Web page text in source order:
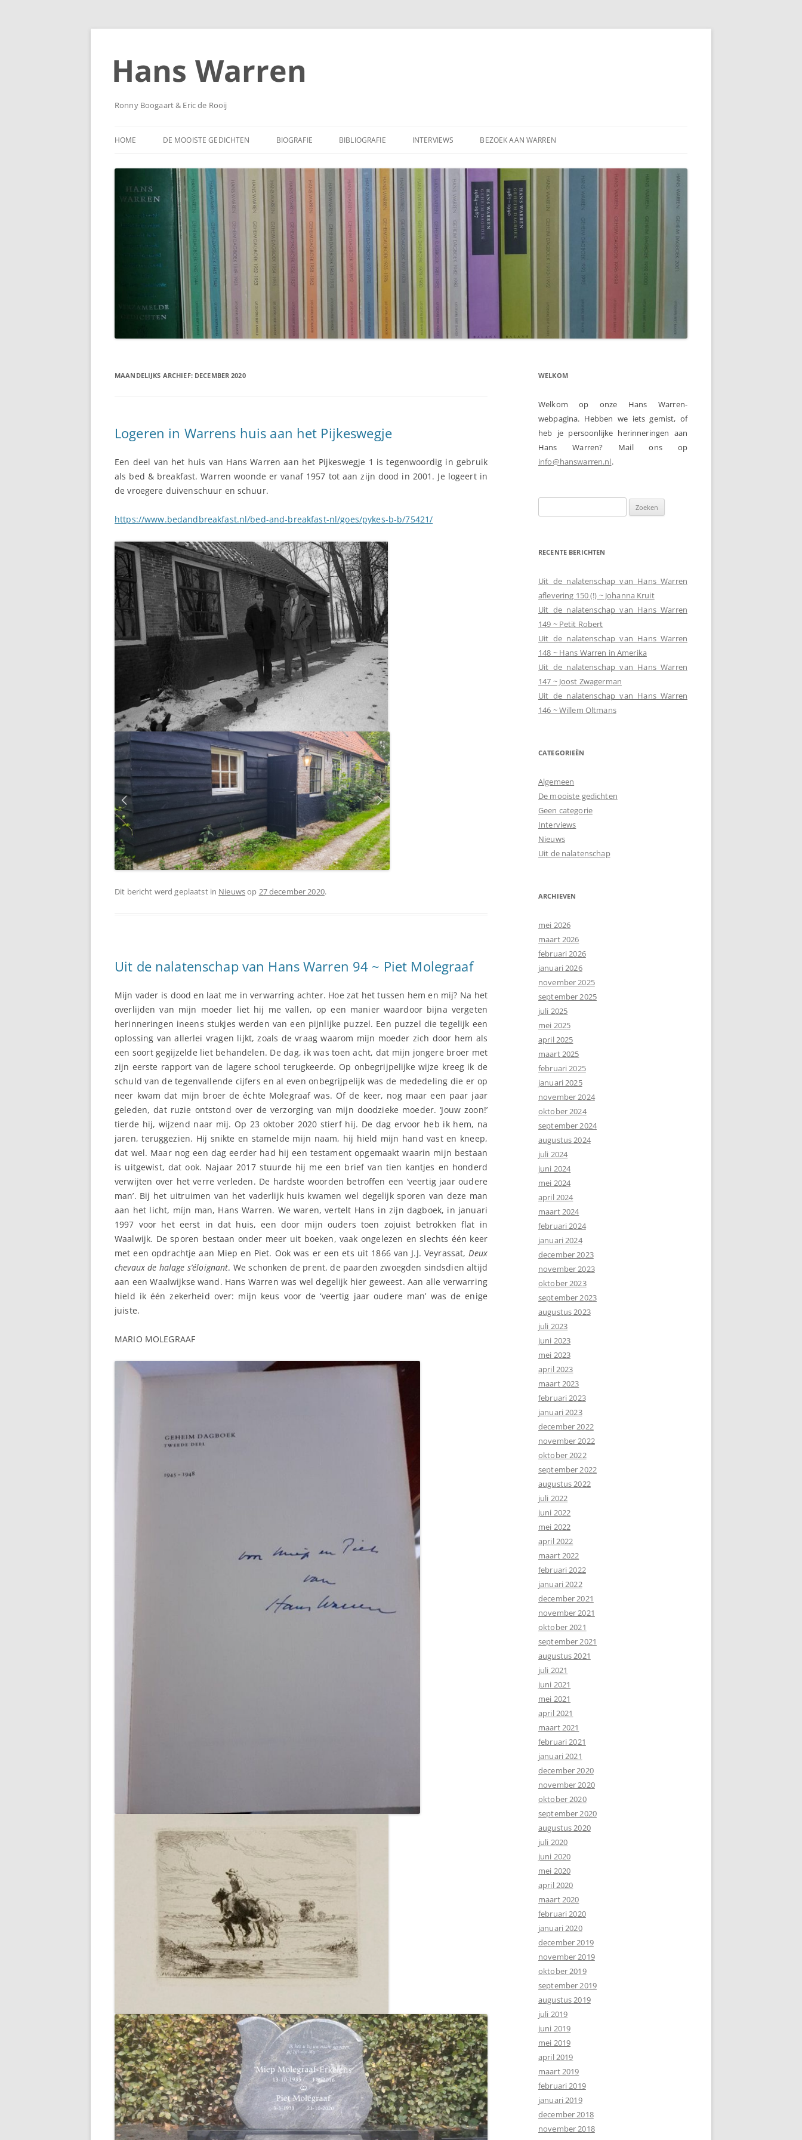
Ga
Hans Warren
Ronny Boogaart & Eric de Rooij
HOME DE MOOISTE GEDICHTEN BIOGRAFIE BIBLIOGRAFIE INTERVIEWS BEZOEK AAN WARREN
MAANDELIJKS ARCHIEF: DECEMBER 2020
Logeren in Warrens huis aan het Pijkeswegje
Een deel van het huis van Hans Warren aan het Pijkeswegje 1 is tegenwoordig in gebruik
als bed & breakfast. Warren woonde er vanaf 1957 tot aan zijn dood in 2001. Je logeert in
de vroegere duivenschuur en schuur.
https://www.bedandbreakfast.nl/bed-and-breakfast-nl/goes/pykes-b-b/75421/
Dit bericht werd geplaatst in Nieuwsop 27 december 2020.
Uit de nalatenschap van Hans Warren 94 ~ Piet Molegraaf
Mijn vader is dood en laat me in verwarring achter. Hoe zat het tussen hem en mij? Na het
overlijden van mijn moeder liet hij me vallen, op een manier waardoor bijna vergeten
herinneringen ineens stukjes werden van een pijnlijke puzzel. Een puzzel die tegelijk een
oplossing van allerlei vragen lijkt, zoals de vraag waarom mijn moeder zich door hem als
een soort gegijzelde liet behandelen. De dag, ik was toen acht, dat mijn jongere broer met
zijn eerste rapport van de lagere school terugkeerde. Op onbegrijpelijke wijze kreeg ik de
schuld van de tegenvallende cijfers en al even onbegrijpelijk was de mededeling die er op
neer kwam dat mijn broer de échte Molegraaf was. Of de keer, nog maar een paar jaar
geleden, dat ruzie ontstond over de verzorging van mijn doodzieke moeder. ‘Jouw zoon!’
tierde hij, wijzend naar mij. Op 23 oktober 2020 stierf hij. De dag ervoor heb ik hem, na
jaren, teruggezien. Hij snikte en stamelde mijn naam, hij hield mijn hand vast en kneep,
dat wel. Maar nog een dag eerder had hij een testament opgemaakt waarin mijn bestaan
is uitgewist, dat ook. Najaar 2017 stuurde hij me een brief van tien kantjes en honderd
verwijten over het verre verleden. De hardste woorden betroffen een ‘veertig jaar oudere
man’. Bij het uitruimen van het vaderlijk huis kwamen wel degelijk sporen van deze man
aan het licht, míjn man, Hans Warren. We waren, vertelt Hans in zijn dagboek, in januari
1997 voor het eerst in dat huis, een door mijn ouders toen zojuist betrokken flat in
Waalwijk. De sporen bestaan onder meer uit boeken, vaak ongelezen en slechts één keer
met een opdrachtje aan Miep en Piet. Ook was er een ets uit 1866 van J.J. Veyrassat,Deux
chevaux de halage s’éloignant. We schonken de prent, de paarden zwoegden sindsdien altijd
aan een Waalwijkse wand. Hans Warren was wel degelijk hier geweest. Aan alle verwarring
hield ik één zekerheid over: mijn keus voor de ‘veertig jaar oudere man’ was de enige
juiste.
MARIO MOLEGRAAF
WELKOM
Welkom op onze Hans Warren-
webpagina. Hebben we iets gemist, of
heb je persoonlijke herinneringen aan
Hans Warren? Mail ons op
info@hanswarren.nl.
naar:
RECENTE BERICHTEN
Uit de nalatenschap van Hans Warren
aflevering 150 (!) ~ Johanna Kruit
Uit de nalatenschap van Hans Warren
149 ~ Petit Robert
Uit de nalatenschap van Hans Warren
148 ~ Hans Warren in Amerika
Uit de nalatenschap van Hans Warren
147 ~ Joost Zwagerman
Uit de nalatenschap van Hans Warren
146 ~ Willem Oltmans
CATEGORIEËN
Algemeen
De mooiste gedichten
Geen categorie
Interviews
Nieuws
Uit de nalatenschap
ARCHIEVEN
mei 2026
maart 2026
februari 2026
januari 2026
november 2025
september 2025
juli 2025
mei 2025
april 2025
maart 2025
februari 2025
januari 2025
november 2024
oktober 2024
september 2024
augustus 2024
juli 2024
juni 2024
mei 2024
april 2024
maart 2024
februari 2024
januari 2024
december 2023
november 2023
oktober 2023
september 2023
augustus 2023
juli 2023
juni 2023
mei 2023
april 2023
maart 2023
februari 2023
januari 2023
december 2022
november 2022
oktober 2022
september 2022
augustus 2022
juli 2022
juni 2022
mei 2022
april 2022
maart 2022
februari 2022
januari 2022
december 2021
november 2021
oktober 2021
september 2021
augustus 2021
juli 2021
juni 2021
mei 2021
april 2021
maart 2021
februari 2021
januari 2021
december 2020
november 2020
oktober 2020
september 2020
augustus 2020
juli 2020
juni 2020
mei 2020
april 2020
maart 2020
februari 2020
januari 2020
december 2019
november 2019
oktober 2019
september 2019
augustus 2019
juli 2019
juni 2019
mei 2019
april 2019
maart 2019
februari 2019
januari 2019
december 2018
november 2018